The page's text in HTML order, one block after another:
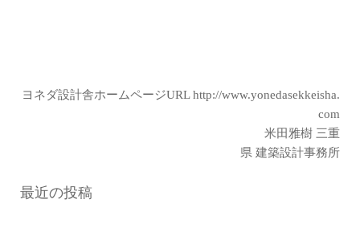
ヨネダ設計舎ホームページURLhttp://www.yonedasekkeisha.
com
米田雅樹 三重
県 建築設計事務所
最近の投稿